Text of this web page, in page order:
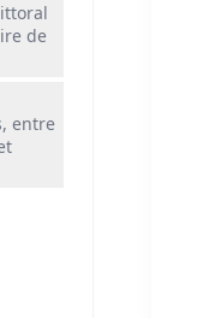
de
entre